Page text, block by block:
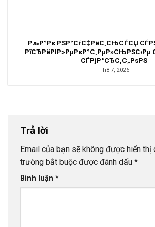
РљР°Рє РЅР°СѓС‡РёС‚СЊСЃСЏ
РїСЂРёРІР»РµРєР°С‚РµР»СЊРЅС‹Рµ
СЃРјР°СЂС‚С„РѕРЅ
Th8 7, 2026
Trả lời
Email của bạn sẽ không được hiển thị
trường bắt buộc được đánh dấu *
Bình luận *